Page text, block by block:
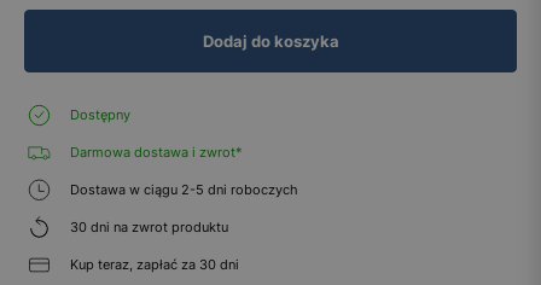
Dodaj do koszyka
Dostępny
Darmowa dostawa i zwrot*
Dostawa w ciągu 2-5 dni roboczych
30 dni na zwrot produktu
Kup teraz, zapłać za 30 dni